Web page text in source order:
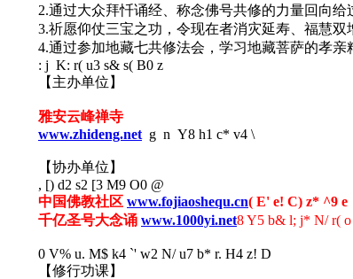
2.通过大众拜忏诵经、称念佛号共修的力量回向
3.祈愿仰仗三宝之功，令现在者消灾延寿、福慧
4.通过参加地藏七共修法会，学习地藏菩萨的孝亲
: j K: r( u3 s& s( B0 z
【主办单位】
雅安云峰禅寺
www.zhideng.net g n Y8 h1 c* v4 \
【协办单位】
, [) d2 s2 [3 M9 O0 @
中国佛教社区 www.fojiaoshequ.cn( E' e! C) z* ^9 e
千亿圣号大念诵 www.1000yi.net8 Y5 b& l; j* N/ r( o
0 V% u. M$ k4 `' w2 N/ u7 b* r. H4 z! D
【修行功课】